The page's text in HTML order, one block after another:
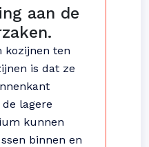
aan de
kozijnen ten
is dat ze
lagere
kunnen
binnen en